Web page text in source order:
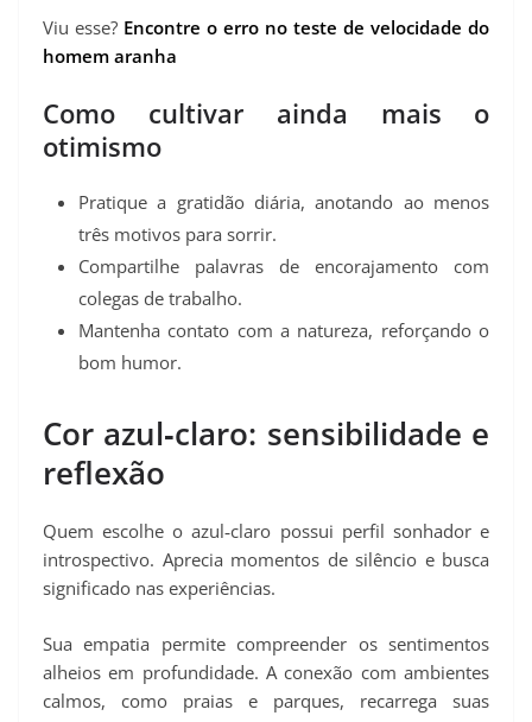
Viu esse? Encontre o erro no teste de velocidade do
homem aranha
Como cultivar ainda mais o
otimismo
Pratique a gratidão diária, anotando ao menos
três motivos para sorrir.
Compartilhe palavras de encorajamento com
colegas de trabalho.
Mantenha contato com a natureza, reforçando o
bom humor.
Cor azul‑claro: sensibilidade e
reflexão
Quem escolhe o azul‑claro possui perfil sonhador e
introspectivo. Aprecia momentos de silêncio e busca
significado nas experiências.
Sua empatia permite compreender os sentimentos
alheios em profundidade. A conexão com ambientes
calmos, como praias e parques, recarrega suas